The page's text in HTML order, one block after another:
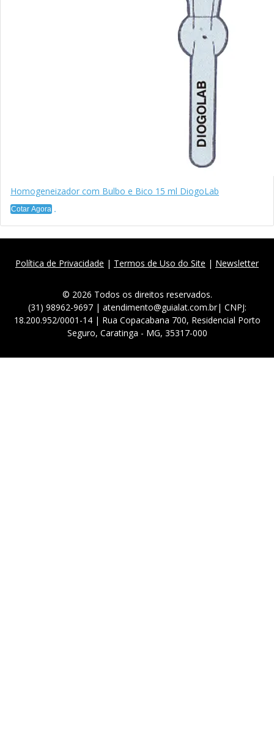
Homogeneizador com Bulbo e Bico 15 ml DiogoLab
Cotar Agora
Política de Privacidade | Termos de Uso do Site | Newsletter
© 2026 Todos os direitos reservados.
(31) 98962-9697 | atendimento@guialat.com.br| CNPJ:
18.200.952/0001-14 | Rua Copacabana 700, Residencial Porto
Seguro, Caratinga - MG, 35317-000